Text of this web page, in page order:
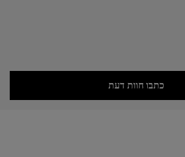
כתבו חוות דעת